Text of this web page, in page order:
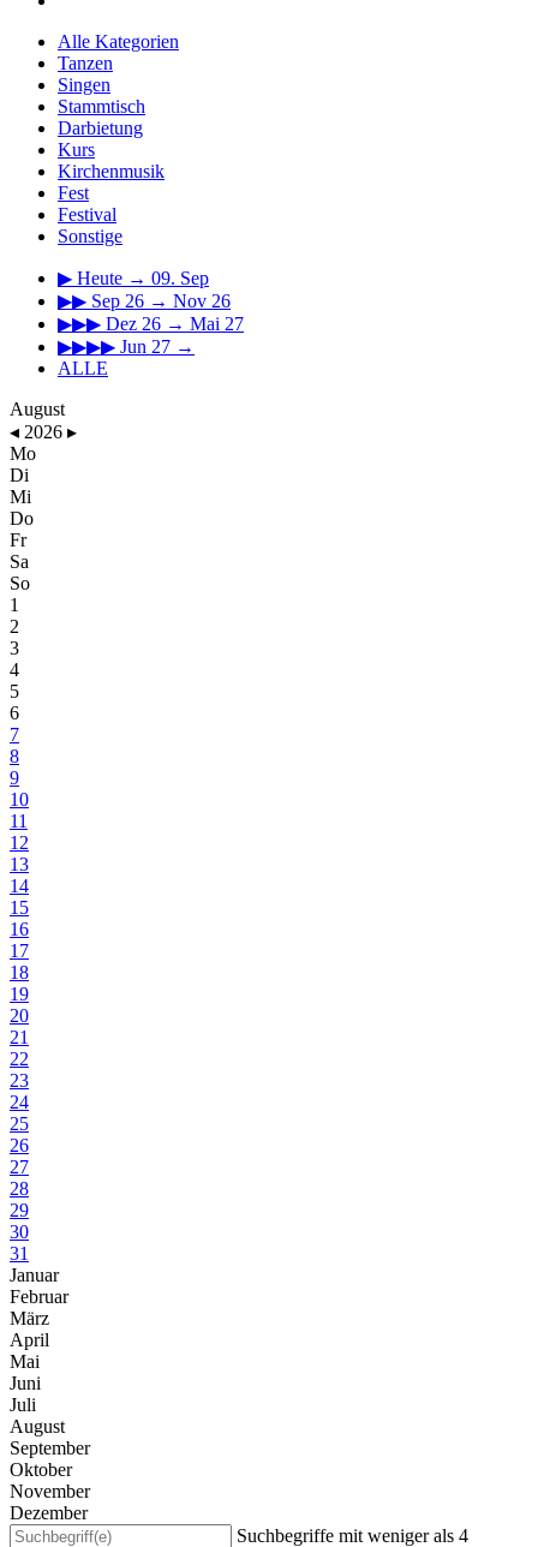
Alle Kategorien
Tanzen
Singen
Stammtisch
Darbietung
Kurs
Kirchenmusik
Fest
Festival
Sonstige
▶ Heute → 09. Sep
▶▶ Sep 26 → Nov 26
▶▶▶ Dez 26 → Mai 27
▶▶▶▶ Jun 27 →
ALLE
August
◂ 2026 ▸
Mo
Di
Mi
Do
Fr
Sa
So
1
2
3
4
5
6
7
8
9
10
11
12
13
14
15
16
17
18
19
20
21
22
23
24
25
26
27
28
29
30
31
Januar
Februar
März
April
Mai
Juni
Juli
August
September
Oktober
November
Dezember
Suchbegriffe mit weniger als 4